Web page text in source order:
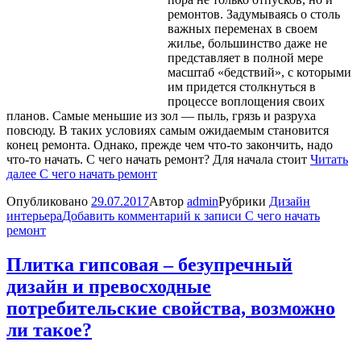
ремонтов. Задумываясь о столь
важных переменах в своем
жилье, большинство даже не
представляет в полной мере
масштаб «бедствий», с которыми
им придется столкнуться в
процессе воплощения своих
планов. Самые меньшие из зол — пыль, грязь и разруха
повсюду. В таких условиях самым ожидаемым становится
конец ремонта. Однако, прежде чем что-то закончить, надо
что-то начать. С чего начать ремонт? Для начала стоит Читать
далее С чего начать ремонт
Опубликовано 29.07.2017Автор adminРубрики Дизайн
интерьераДобавить комментарий к записи С чего начать
ремонт
Плитка гипсовая – безупречный
дизайн и превосходные
потребительские свойства, возможно
ли такое?